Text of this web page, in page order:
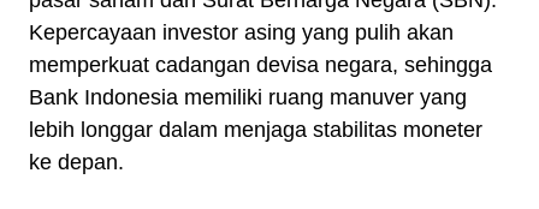
Kepercayaan investor asing yang pulih akan
memperkuat cadangan devisa negara, sehingga
Bank Indonesia memiliki ruang manuver yang
lebih longgar dalam menjaga stabilitas moneter
ke depan.